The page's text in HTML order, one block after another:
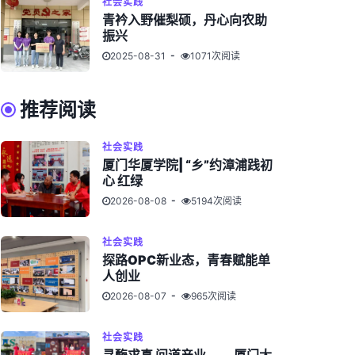
青衿入野催梨硕，丹心向农助
振兴
2025-08-31 1071次阅读
推荐阅读
社会实践
厦门华厦学院| “乡”约漳浦践初
心 红绿
2026-08-08 5194次阅读
社会实践
探路OPC新业态，青春赋能单
人创业
2026-08-07 965次阅读
社会实践